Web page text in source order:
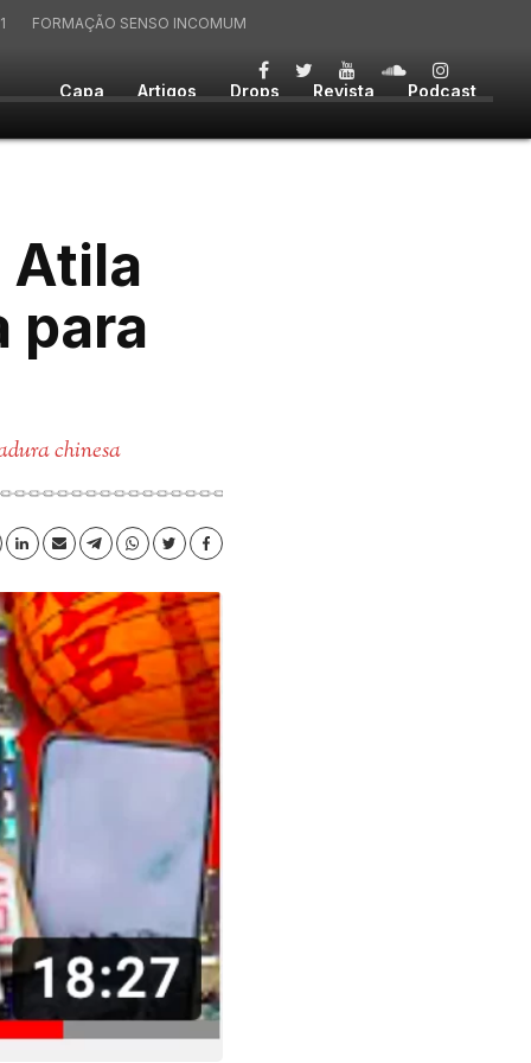
Capa Artigos Drops Revista Podcast
FORMAÇÃO SENSO INCOMUM
Atila
para
chinesa